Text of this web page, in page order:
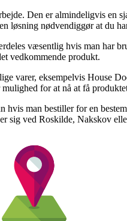
Den er almindeligvis en
løsning nødvendiggør at du
væsentlig hvis man har
vedkommende produkt.
varer, eksempelvis House
for at nå at få
man bestiller for en
sig ved Roskilde, Nakskov